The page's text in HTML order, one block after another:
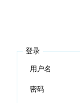
登录
用户名
密码